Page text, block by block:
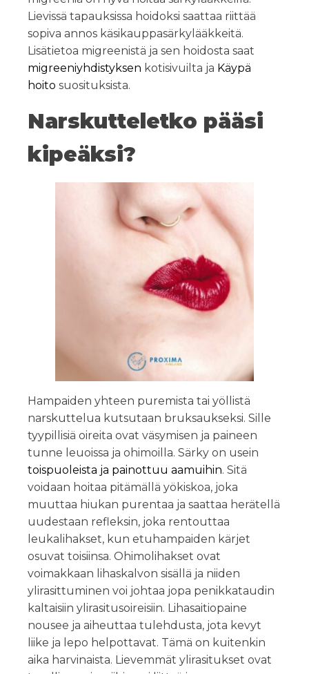
Lievissä tapauksissa hoidoksi saattaa riittää
sopiva annos käsikauppasärkylääkkeitä.
Lisätietoa migreenistä ja sen hoidosta saat
migreeniyhdistyksen kotisivuilta ja Käypä
hoito suosituksista.
Narskutteletko pääsi
kipeäksi?
Hampaiden yhteen puremista tai yöllistä
narskuttelua kutsutaan bruksaukseksi. Sille
tyypillisiä oireita ovat väsymisen ja paineen
tunne leuoissa ja ohimoilla. Särky on usein
toispuoleista ja painottuu aamuihin. Sitä
voidaan hoitaa pitämällä yökiskoa, joka
muuttaa hiukan purentaa ja saattaa herätellä
uudestaan refleksin, joka rentouttaa
leukalihakset, kun etuhampaiden kärjet
osuvat toisiinsa. Ohimolihakset ovat
voimakkaan lihaskalvon sisällä ja niiden
ylirasittuminen voi johtaa jopa penikkataudin
kaltaisiin ylirasitusoireisiin. Lihasaitiopaine
nousee ja aiheuttaa tulehdusta, jota kevyt
liike ja lepo helpottavat. Tämä on kuitenkin
aika harvinaista. Lievemmät ylirasitukset ovat